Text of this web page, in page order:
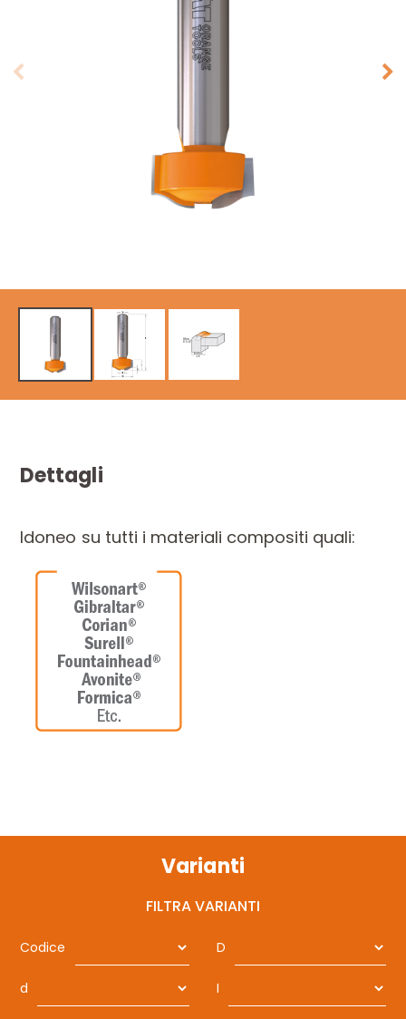
Dettagli
Idoneo su tutti i materiali compositi quali:
Varianti
FILTRA VARIANTI
Codice D
d I